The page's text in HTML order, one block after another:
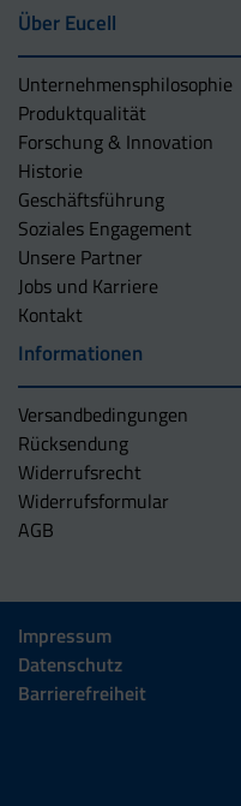
Über Eucell
Unternehmens­philosophie
Produktqualität
Forschung & Innovation
Historie
Geschäftsführung
Soziales Engagement
Unsere Partner
Jobs und Karriere
Kontakt
Informationen
Versandbedingungen
Rücksendung
Widerrufsrecht
Widerrufsformular
AGB
Impressum
Datenschutz
Barrierefreiheit